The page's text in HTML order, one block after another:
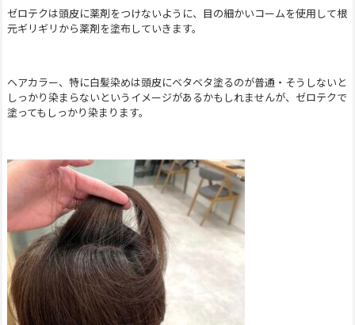
ゼロテクは頭皮に薬剤をつけないように、目の細かいコームを使用して根
元ギリギリから薬剤を塗布していきます。
ヘアカラー、特に白髪染めは頭皮にベタベタ塗るのが普通・そうしないと
しっかり染まらないというイメージがあるかもしれませんが、ゼロテクで
塗ってもしっかり染まります。